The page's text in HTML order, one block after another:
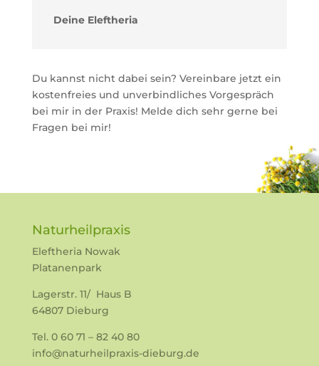
Deine Eleftheria
Du kannst nicht dabei sein? Vereinbare jetzt ein
kostenfreies und unverbindliches Vorgespräch
bei mir in der Praxis! Melde dich sehr gerne bei
Fragen bei mir!
Naturheilpraxis
Eleftheria Nowak
Platanenpark
Lagerstr. 11/ Haus B
64807 Dieburg
Tel. 0 60 71 – 82 40 80
info@naturheilpraxis-dieburg.de